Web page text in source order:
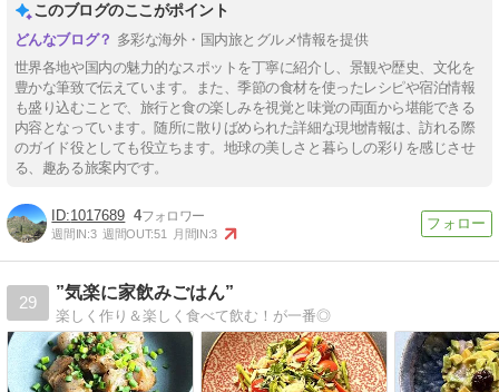
このブログのここがポイント
多彩な海外・国内旅とグルメ情報を提供
世界各地や国内の魅力的なスポットを丁寧に紹介し、景観や歴史、文化を
豊かな筆致で伝えています。また、季節の食材を使ったレシピや宿泊情報
も盛り込むことで、旅行と食の楽しみを視覚と味覚の両面から堪能できる
内容となっています。随所に散りばめられた詳細な現地情報は、訪れる際
のガイド役としても役立ちます。地球の美しさと暮らしの彩りを感じさせ
る、趣ある旅案内です。
1017689 4
週間IN:3 週間OUT:51 月間IN:3
29
”気楽に家飲みごはん”
楽しく作り＆楽しく食べて飲む！が一番◎